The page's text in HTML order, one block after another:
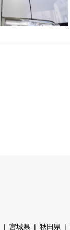
宮城県 秋田県